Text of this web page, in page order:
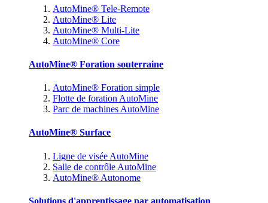
AutoMine® Tele-Remote
AutoMine® Lite
AutoMine® Multi-Lite
AutoMine® Core
AutoMine® Foration souterraine
AutoMine® Foration simple
Flotte de foration AutoMine
Parc de machines AutoMine
AutoMine® Surface
Ligne de visée AutoMine
Salle de contrôle AutoMine
AutoMine® Autonome
Solutions d'apprentissage par automatisation